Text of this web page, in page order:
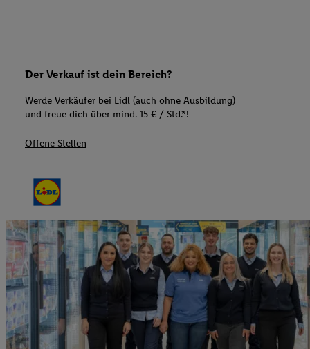
Der Verkauf ist dein Bereich?
Werde Verkäufer bei Lidl (auch ohne Ausbildung)
und freue dich über mind. 15 € / Std.*!
Offene Stellen